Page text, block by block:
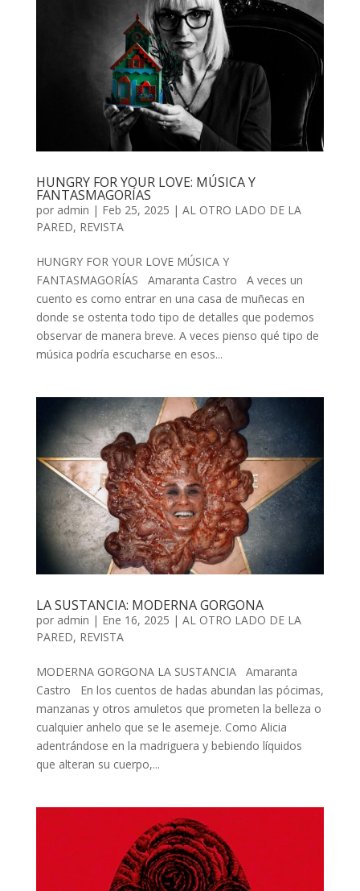
HUNGRY FOR YOUR LOVE: MÚSICA Y
FANTASMAGORÍAS
por admin | Feb 25, 2025 | AL OTRO LADO DE LA
PARED, REVISTA
HUNGRY FOR YOUR LOVE MÚSICA Y
FANTASMAGORÍAS Amaranta Castro A veces un
cuento es como entrar en una casa de muñecas en
donde se ostenta todo tipo de detalles que podemos
observar de manera breve. A veces pienso qué tipo de
música podría escucharse en esos...
LA SUSTANCIA: MODERNA GORGONA
por admin | Ene 16, 2025 | AL OTRO LADO DE LA
PARED, REVISTA
MODERNA GORGONA LA SUSTANCIA Amaranta
Castro En los cuentos de hadas abundan las pócimas,
manzanas y otros amuletos que prometen la belleza o
cualquier anhelo que se le asemeje. Como Alicia
adentrándose en la madriguera y bebiendo líquidos
que alteran su cuerpo,...